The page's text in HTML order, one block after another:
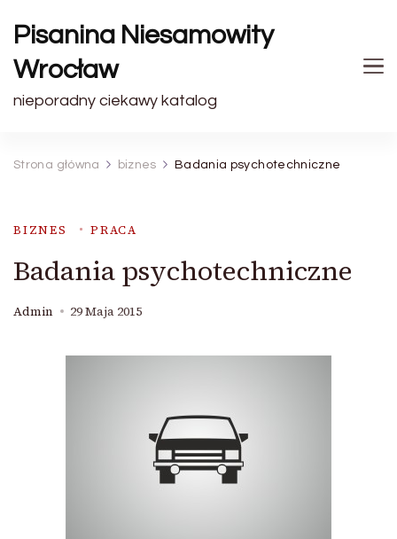
Pisanina Niesamowity
Wrocław
nieporadny ciekawy katalog
Strona główna biznes Badania psychotechniczne
BIZNES PRACA
Badania psychotechniczne
Admin 29 Maja 2015